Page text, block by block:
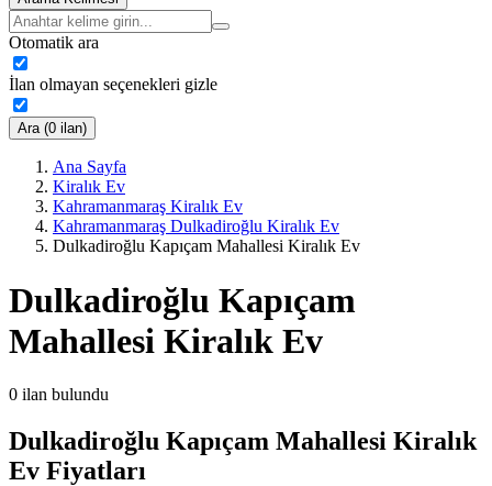
Otomatik ara
İlan olmayan seçenekleri gizle
Ara (0 ilan)
Ana Sayfa
Kiralık Ev
Kahramanmaraş Kiralık Ev
Kahramanmaraş Dulkadiroğlu Kiralık Ev
Dulkadiroğlu Kapıçam Mahallesi Kiralık Ev
Dulkadiroğlu Kapıçam
Mahallesi Kiralık Ev
0 ilan bulundu
Dulkadiroğlu Kapıçam Mahallesi Kiralık
Ev Fiyatları